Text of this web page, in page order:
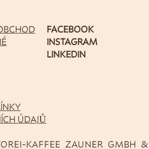
FACEBOOK
INSTAGRAM
LINKEDIN
KAFFEE ZAUNER GMBH &
ÚDAJŮ